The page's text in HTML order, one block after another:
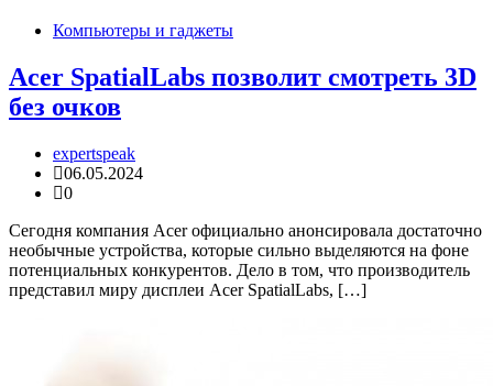
Компьютеры и гаджеты
Acer SpatialLabs позволит смотреть 3D
без очков
expertspeak
06.05.2024
0
Сегодня компания Acer официально анонсировала достаточно
необычные устройства, которые сильно выделяются на фоне
потенциальных конкурентов. Дело в том, что производитель
представил миру дисплеи Acer SpatialLabs, […]